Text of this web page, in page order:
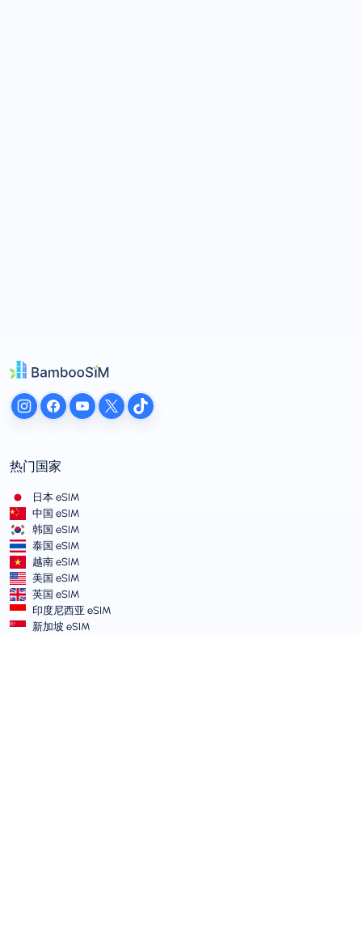
热门国家
日本 eSIM
中国 eSIM
韩国 eSIM
泰国 eSIM
越南 eSIM
美国 eSIM
英国 eSIM
印度尼西亚 eSIM
新加坡 eSIM